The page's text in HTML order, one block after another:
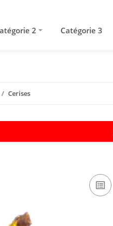
2 Catégorie 3
Cerises